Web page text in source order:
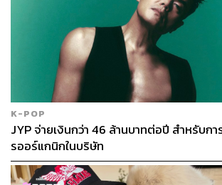
นวัตกรรมสร้าง ‘รากฐานผิวที่แข็งแรง’
K-POP
JYP จ่ายเงินกว่า 46 ล้านบาทต่อปี สำหรับกา
รออร์แกนิกในบริษัท